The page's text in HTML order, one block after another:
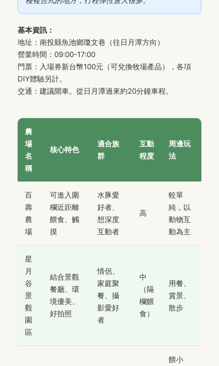
基本資訊：
地址：南投縣魚池鄉瓊文巷（往日月潭方向）
營業時間：09:00-17:00
門票：入場券新台幣100元（可兌換牧場產品），各項
DIY體驗另計。
交通：建議開車。從日月潭過來約20分鐘車程。
農
場
名
稱
核心特色
適合族
群
互動
程度
周邊玩
法
百
壽
農
場
可進入圍
欄近距離
餵食、觸
摸
水豚愛
好者、
想深度
互動者
高
較單
純，以
動物互
動為主
星
月
谷
景
觀
園
區
結合景觀
餐廳、環
境優美、
好拍照
情侶、
家庭聚
餐、攝
影愛好
者
中
（隔
欄餵
食）
用餐、
賞景、
散步
餵小